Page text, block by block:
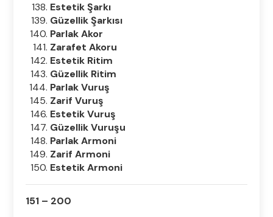
Estetik Şarkı
Güzellik Şarkısı
Parlak Akor
Zarafet Akoru
Estetik Ritim
Güzellik Ritim
Parlak Vuruş
Zarif Vuruş
Estetik Vuruş
Güzellik Vuruşu
Parlak Armoni
Zarif Armoni
Estetik Armoni
151 – 200